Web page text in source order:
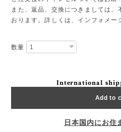
また、返品、交換につきましては、
おります。詳しくは、インフォメー
数量
International
Add to
日本国内にお住